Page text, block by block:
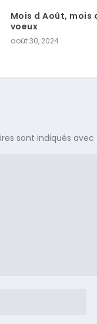
Mois d Août, mois
voeux
août 30, 2024
sont indiqués avec